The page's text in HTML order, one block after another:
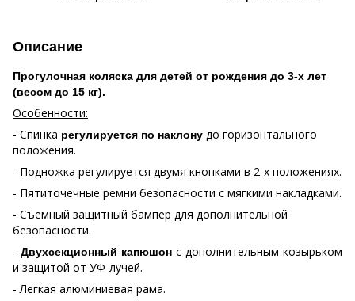
Описание
Прогулочная коляска для детей от рождения до 3-х лет
(весом до 15 кг).
Особенности:
- Спинка регулируется по наклону до горизонтального
положения.
- Подножка регулируется двумя кнопками в 2-х положениях.
- Пятиточечные ремни безопасности с мягкими накладками.
- Съемный защитный бампер для дополнительной
безопасности.
- Двухсекционный капюшон с дополнительным козырьком
и защитой от УФ-лучей.
- Легкая алюминиевая рама.